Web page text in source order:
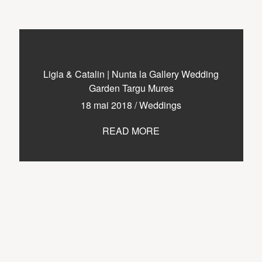
Ligia & Catalin | Nunta la Gallery Wedding
Garden Targu Mures
18 mai 2018 /Weddings
READ MORE